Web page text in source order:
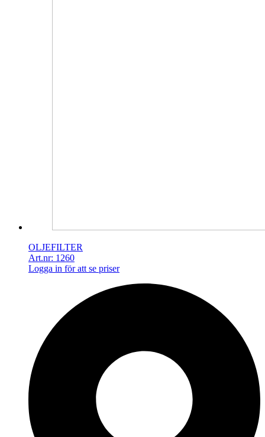
OLJEFILTER
Art.nr: 1260
Logga in för att se priser